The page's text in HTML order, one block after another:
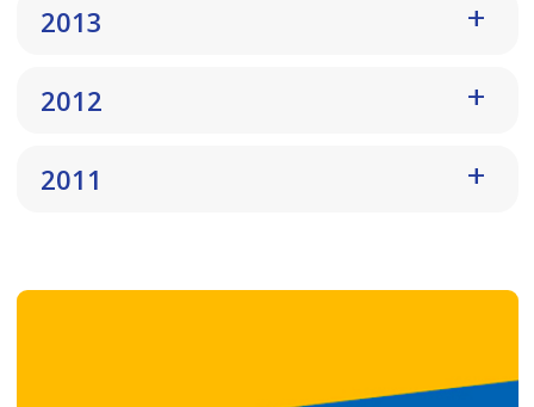
2013
2012
2011